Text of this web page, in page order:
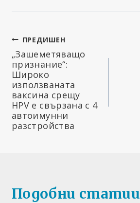
Навигация
ПРЕДИШЕН
„Зашеметяващо
признание“:
Широко
използваната
ваксина срещу
HPV е свързана с 4
автоимунни
разстройства
Подобни статии